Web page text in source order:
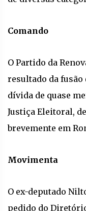
Comando
O Partido da
resultado da fusão
dívida de quase
Justiça Eleitoral,
brevemente em
Movimenta
O ex-deputado
pedido do